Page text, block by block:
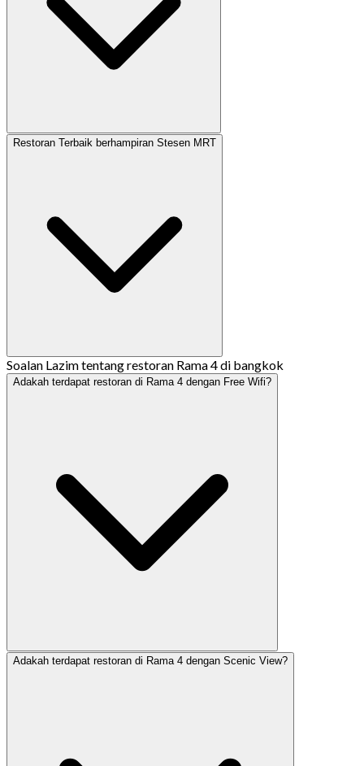
Restoran Terbaik berhampiran Stesen MRT
Soalan Lazim tentang restoran Rama 4 di bangkok
Adakah terdapat restoran di Rama 4 dengan Free Wifi?
Adakah terdapat restoran di Rama 4 dengan Scenic View?